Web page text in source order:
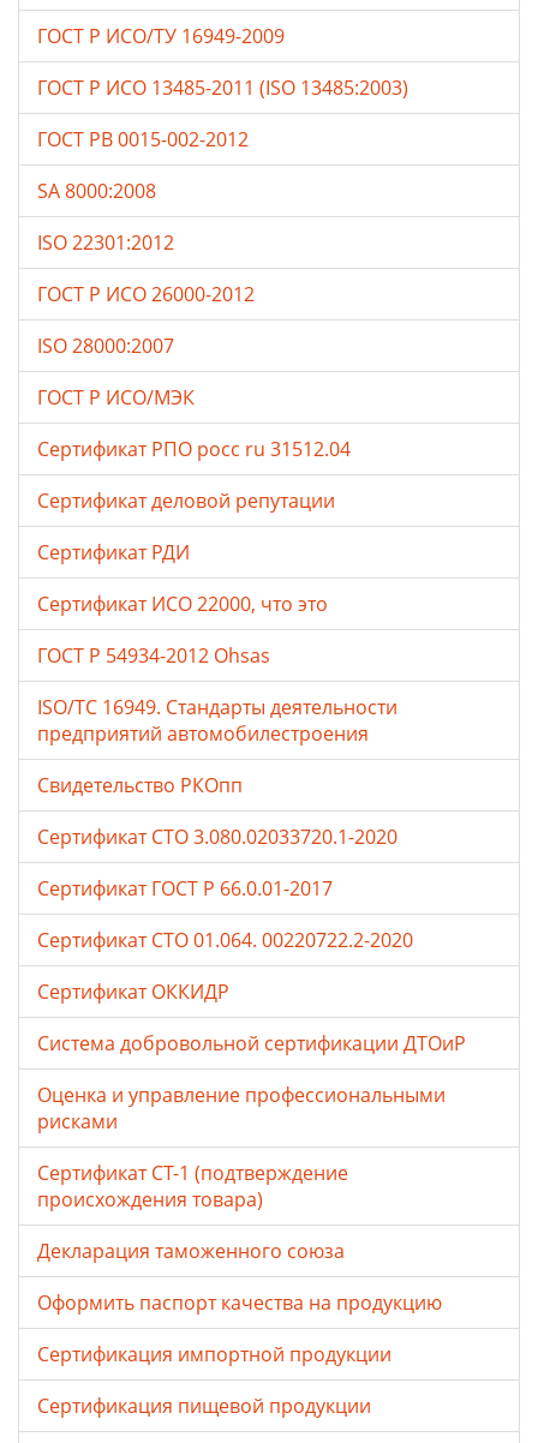
ГОСТ Р ИСО/ТУ 16949-2009
ГОСТ Р ИСО 13485-2011 (ISO 13485:2003)
ГОСТ РВ 0015-002-2012
SA 8000:2008
ISO 22301:2012
ГОСТ Р ИСО 26000-2012
ISO 28000:2007
ГОСТ Р ИСО/МЭК
Сертификат РПО росс ru 31512.04
Сертификат деловой репутации
Сертификат РДИ
Сертификат ИСО 22000, что это
ГОСТ Р 54934-2012 Ohsas
ISO/TC 16949. Стандарты деятельности
предприятий автомобилестроения
Свидетельство РКОпп
Сертификат СТО 3.080.02033720.1-2020
Сертификат ГОСТ Р 66.0.01-2017
Сертификат СТО 01.064. 00220722.2-2020
Сертификат ОККИДР
Система добровольной сертификации ДТОиР
Оценка и управление профессиональными
рисками
Сертификат СТ-1 (подтверждение
происхождения товара)
Декларация таможенного союза
Оформить паспорт качества на продукцию
Сертификация импортной продукции
Сертификация пищевой продукции